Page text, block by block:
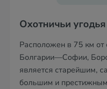
Охотничьи угодья
Расположен в 75 км от
Болгарии—Софии,
является старейшим,
большим и престижным